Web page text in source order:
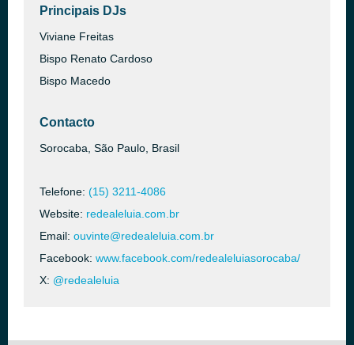
Principais DJs
Viviane Freitas
Bispo Renato Cardoso
Bispo Macedo
Contacto
Sorocaba, São Paulo, Brasil
Telefone: (15) 3211-4086
Website: redealeluia.com.br
Email: ouvinte@redealeluia.com.br
Facebook: www.facebook.com/redealeluiasorocaba/
X: @redealeluia